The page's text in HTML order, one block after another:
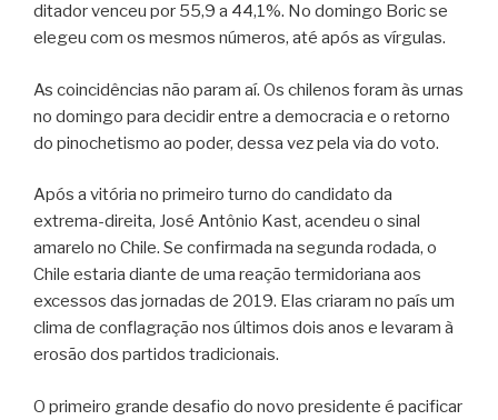
ditador venceu por 55,9 a 44,1%. No domingo Boric se
elegeu com os mesmos números, até após as vírgulas.
As coincidências não param aí. Os chilenos foram às urnas
no domingo para decidir entre a democracia e o retorno
do pinochetismo ao poder, dessa vez pela via do voto.
Após a vitória no primeiro turno do candidato da
extrema-direita, José Antônio Kast, acendeu o sinal
amarelo no Chile. Se confirmada na segunda rodada, o
Chile estaria diante de uma reação termidoriana aos
excessos das jornadas de 2019. Elas criaram no país um
clima de conflagração nos últimos dois anos e levaram à
erosão dos partidos tradicionais.
O primeiro grande desafio do novo presidente é pacificar